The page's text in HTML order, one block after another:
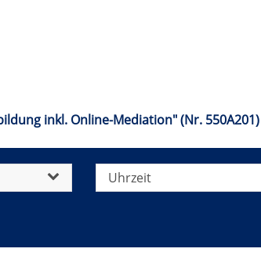
inkl. Online-Mediation" (Nr.
Uhrzeit